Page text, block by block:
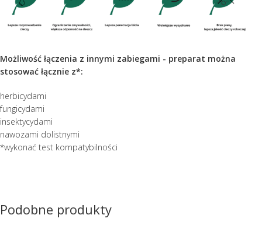
Możliwość łączenia z innymi zabiegami - preparat można
stosować łącznie z*:
herbicydami
fungicydami
insektycydami
nawozami dolistnymi
*wykonać test kompatybilności
Podobne produkty